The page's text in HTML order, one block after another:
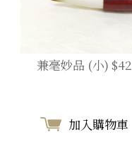
兼毫妙品 (小) $42
加入購物車